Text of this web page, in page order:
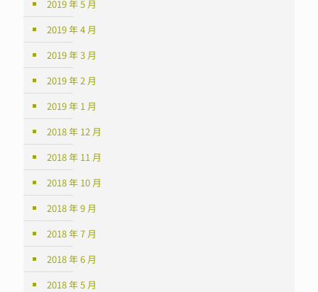
2019 年 5 月
2019 年 4 月
2019 年 3 月
2019 年 2 月
2019 年 1 月
2018 年 12 月
2018 年 11 月
2018 年 10 月
2018 年 9 月
2018 年 7 月
2018 年 6 月
2018 年 5 月